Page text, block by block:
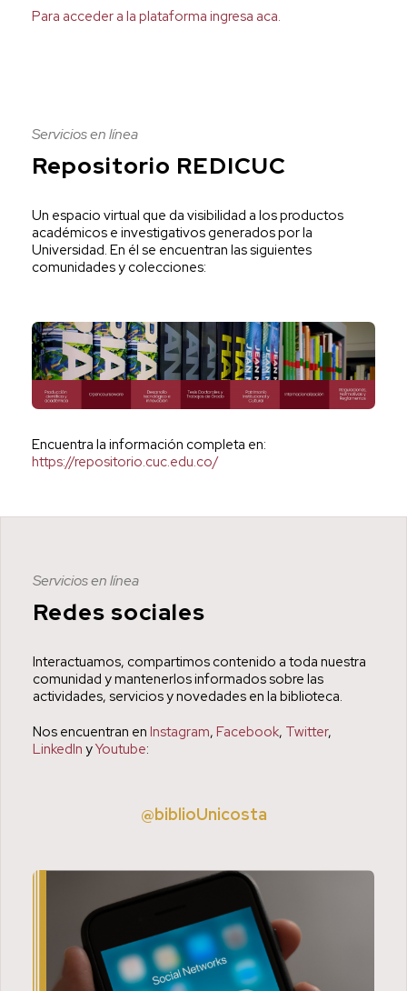
Para acceder a la plataforma ingresa aca.
Servicios en línea
Repositorio REDICUC
Un espacio virtual que da visibilidad a los productos
académicos e investigativos generados por la
Universidad. En él se encuentran las siguientes
comunidades y colecciones:
Encuentra la información completa en:
https://repositorio.cuc.edu.co/
Servicios en línea
Redes sociales
Interactuamos, compartimos contenido a toda nuestra
comunidad y mantenerlos informados sobre las
actividades, servicios y novedades en la biblioteca.
Nos encuentran en Instagram, Facebook, Twitter,
LinkedIn yYoutube:
@biblioUnicosta